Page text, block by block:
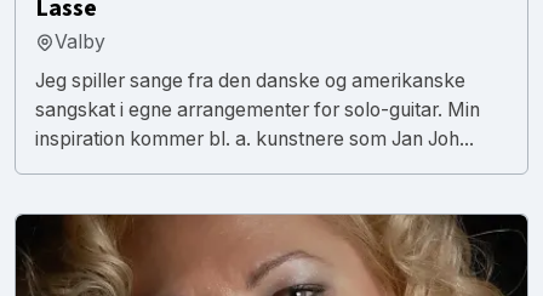
Lasse
Valby
Jeg spiller sange fra den danske og amerikanske
sangskat i egne arrangementer for solo-guitar. Min
inspiration kommer bl. a. kunstnere som Jan Joh...